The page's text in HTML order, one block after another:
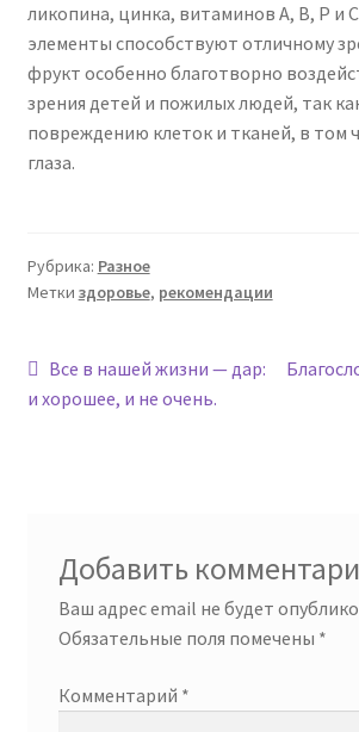
ликопина, цинка, витаминов А, В, Р и
элементы способствуют отличному
фрукт особенно благотворно
зрения детей и пожилых людей, так
повреждению клеток и тканей, в том
глаза.
Рубрика: Разное
Метки здоровье, рекомендации
Навигация
по
Предыдущая
запись:
Все в нашей жизни — дар:
и хорошее, и не очень.
Добавить
Ваш адрес email не будет
Обязательные поля помечены *
Комментарий *